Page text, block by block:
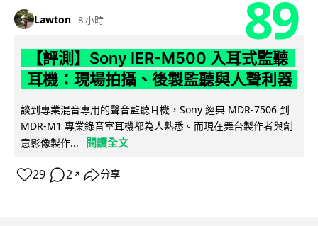
Lawton 8 小時 89
【評測】Sony IER-M500 入耳式監聽
耳機：現場拍攝、後製監聽與人聲利器
談到專業混音專用的聲音監聽耳機，Sony 經典 MDR-7506 到
MDR-M1 專業錄音室耳機都為人熟悉。而現在舞台製作者與創
意影像製作...
閱讀全文
29 2 ↗ 分享